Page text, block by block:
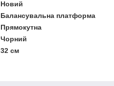
Новий
Балансувальна платформа
Прямокутна
Чорний
32 см